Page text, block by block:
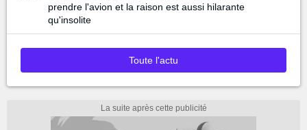
prendre l'avion et la raison est aussi hilarante
qu'insolite
Toute l'actu